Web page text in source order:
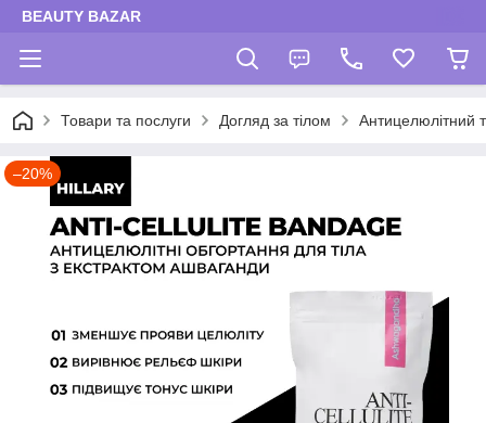
BEAUTY BAZAR
Товари та послуги Догляд за тілом Антицелюлітний
–20%